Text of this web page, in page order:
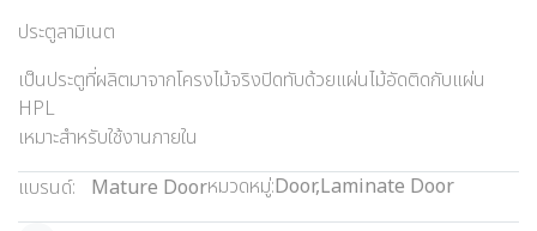
ประตูลามิเนต
เป็นประตูที่ผลิตมาจากโครงไม้จริงปิดทับด้วยแผ่นไม้อัดติดกับแผ่น
HPL
เหมาะสำหรับใช้งานภายใน
แบรนด์:
Mature Doorหมวดหมู่:Door,Laminate Door